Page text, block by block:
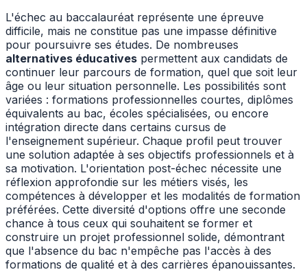
L'échec au baccalauréat représente une épreuve
difficile, mais ne constitue pas une impasse définitive
pour poursuivre ses études. De nombreuses
alternatives éducatives permettent aux candidats de
continuer leur parcours de formation, quel que soit leur
âge ou leur situation personnelle. Les possibilités sont
variées : formations professionnelles courtes, diplômes
équivalents au bac, écoles spécialisées, ou encore
intégration directe dans certains cursus de
l'enseignement supérieur. Chaque profil peut trouver
une solution adaptée à ses objectifs professionnels et à
sa motivation. L'orientation post-échec nécessite une
réflexion approfondie sur les métiers visés, les
compétences à développer et les modalités de formation
préférées. Cette diversité d'options offre une seconde
chance à tous ceux qui souhaitent se former et
construire un projet professionnel solide, démontrant
que l'absence du bac n'empêche pas l'accès à des
formations de qualité et à des carrières épanouissantes.